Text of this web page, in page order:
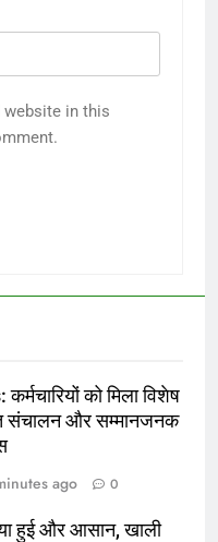
website in this
को मिला विशेष
संचालन और सम्मानजनक
ago 0
हुई और आसान, खाली